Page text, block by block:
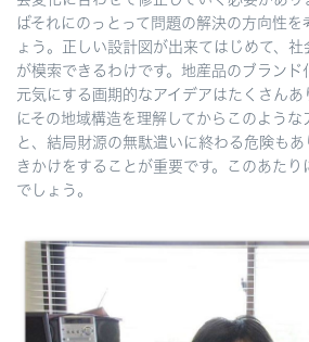
ばそれにのっとって問題の解決の方向性を
ょう。正しい設計図が出来てはじめて、
が模索できるわけです。地産品のブランド
元気にする画期的なアイデアはたくさん
にその地域構造を理解してからこのような
と、結局財源の無駄遣いに終わる危険も
きかけをすることが重要です。このあた
でしょう。